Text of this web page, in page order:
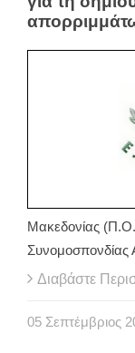
Μακεδονίας
Διαβάστε
05 Σεπτέμβριος